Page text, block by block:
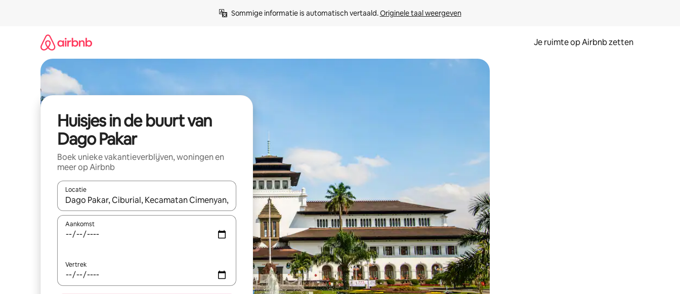
Sommige informatie is automatisch vertaald. Originele taal weergeven
Je ruimte op Airbnb zetten
Huisjes in de buurt van
Dago Pakar
Boek unieke vakantieverblijven, woningen en
meer op Airbnb
Locatie
Wanneer er suggesties beschikbaar zijn, maak je een keuze met je de pijltjestoetsen omhoog en omlaag, óf door te tikken of swipen.
Aankomst
Vertrek